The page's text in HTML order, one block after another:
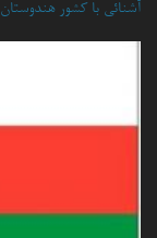
آشنائی با کشور هندوستان